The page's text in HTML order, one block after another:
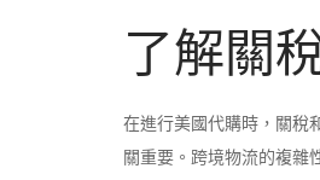
了解關
在進行美國代購時，關稅
關重要。跨境物流的複雜